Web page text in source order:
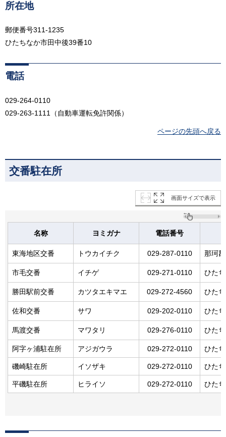
所在地
郵便番号311-1235
ひたちなか市田中後39番10
電話
029-264-0110
029-263-1111（自動車運転免許関係）
ページの先頭へ戻る
交番駐在所
画面サイズで表示
名称 ヨミガナ 電話番号
東海地区交番 トウカイチク 029-287-0110 那珂
市毛交番 イチゲ 029-271-0110 ひた
勝田駅前交番 カツタエキマエ 029-272-4560 ひた
佐和交番 サワ 029-202-0110 ひた
馬渡交番 マワタリ 029-276-0110 ひた
阿字ヶ浦駐在所 アジガウラ 029-272-0110 ひた
磯崎駐在所 イソザキ 029-272-0110 ひた
平磯駐在所 ヒライソ 029-272-0110 ひた